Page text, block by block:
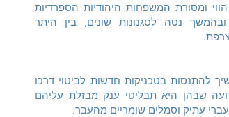
ומסורת המשפחות היהודיות הספרדיות
נטה לסגנונות שונים, בין היתר
להתנסות בטכניקות חדשות לביטוי דרכו
שבהן היא תבליטי ענק מבזלת עליהם
עתיק וסמלים שומריים מהעבר.